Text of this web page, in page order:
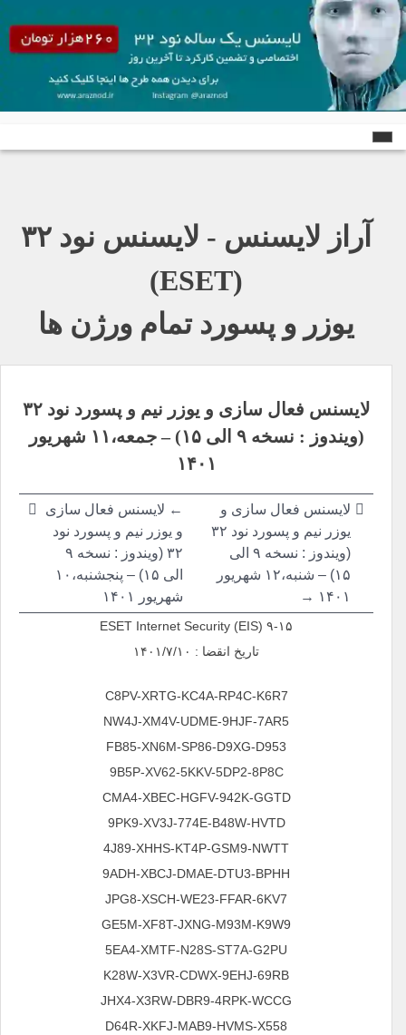
آراز لایسنس - لایسنس نود ٣٢
(ESET)
یوزر و پسورد تمام ورژن ها
لایسنس فعال سازی و یوزر نیم و پسورد نود ۳۲
(ویندوز : نسخه ۹ الی ۱۵) – جمعه،۱۱ شهریور
۱۴۰۱
راهبری
نوشته
← لایسنس فعال سازی
و یوزر نیم و پسورد نود
۳۲ (ویندوز : نسخه ۹
الی ۱۵) – پنجشنبه،۱۰
شهریور ۱۴۰۱
لایسنس فعال سازی و
یوزر نیم و پسورد نود ۳۲
(ویندوز : نسخه ۹ الی
۱۵) – شنبه،۱۲ شهریور
۱۴۰۱ →
ESET Internet Security (EIS) ۹-۱۵
تاریخ انقضا : ۱۴۰۱/۷/۱۰
C8PV-XRTG-KC4A-RP4C-K6R7
NW4J-XM4V-UDME-9HJF-7AR5
FB85-XN6M-SP86-D9XG-D953
9B5P-XV62-5KKV-5DP2-8P8C
CMA4-XBEC-HGFV-942K-GGTD
9PK9-XV3J-774E-B48W-HVTD
4J89-XHHS-KT4P-GSM9-NWTT
9ADH-XBCJ-DMAE-DTU3-BPHH
JPG8-XSCH-WE23-FFAR-6KV7
GE5M-XF8T-JXNG-M93M-K9W9
5EA4-XMTF-N28S-ST7A-G2PU
K28W-X3VR-CDWX-9EHJ-69RB
JHX4-X3RW-DBR9-4RPK-WCCG
D64R-XKFJ-MAB9-HVMS-X558